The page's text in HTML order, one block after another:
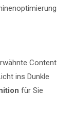
Content
ins Dunkle
für Sie